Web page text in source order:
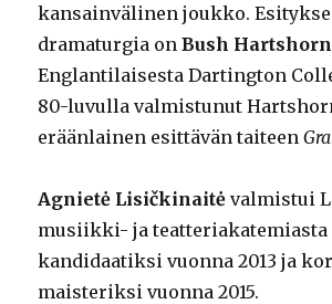
kansainvälinen joukko.
dramaturgia onBush
Englantilaisesta Dartington
80-luvulla valmistunut
eräänlainen esittävän taiteen
Agnietė Lisičkinaitė valmistui
musiikki- ja
kandidaatiksi vuonna 2013 ja
maisteriksi vuonna 2015.